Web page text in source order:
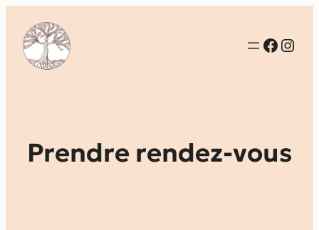
Prendre rendez-vous